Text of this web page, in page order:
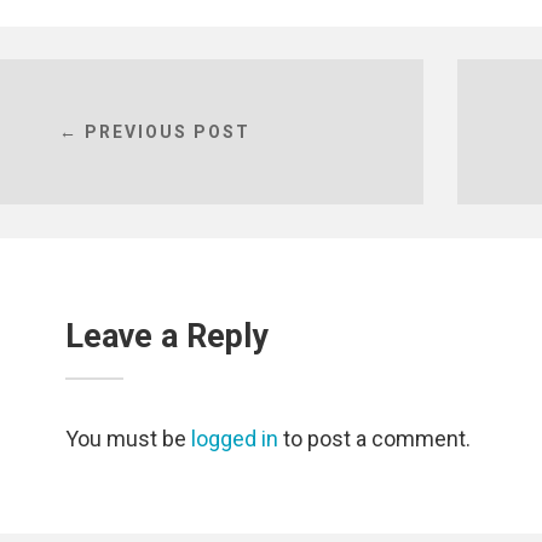
← PREVIOUS POST
Leave a Reply
You must be logged in to post a comment.